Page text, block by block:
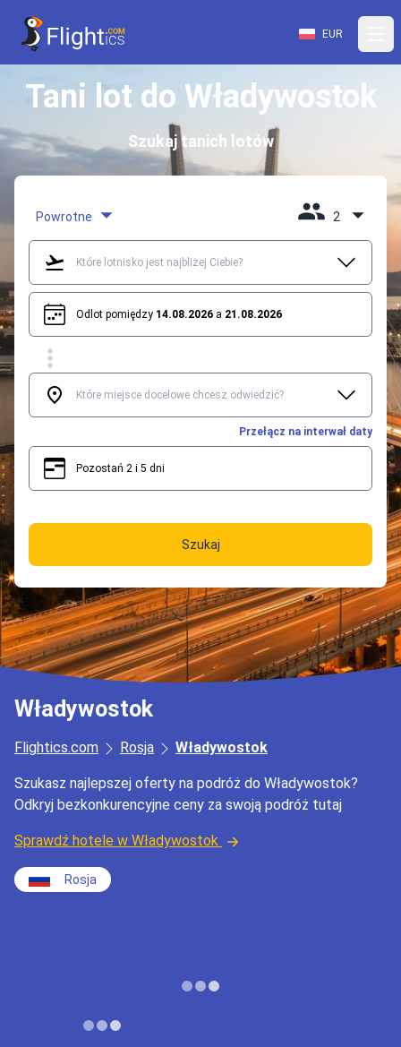
EUR
Tani lot do Władywostok
Szukaj tanich lotów
Powrotne 2
Odlot pomiędzy 14.08.2026 a 21.08.2026
Przełącz na interwał daty
Pozostań 2 i 5 dni
Szukaj
Władywostok
Flightics.com Rosja Władywostok
Szukasz najlepszej oferty na podróż do Władywostok?
Odkryj bezkonkurencyjne ceny za swoją podróż tutaj
Sprawdź hotele w Władywostok
Rosja